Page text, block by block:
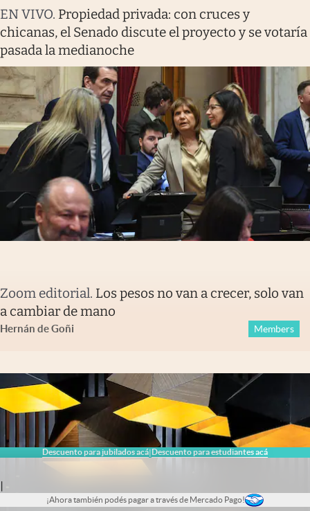
Descuento para jubilados acá|Descuento para estudiantes acá
|
¡Ahora también podés pagar a través de Mercado Pago!
EN VIVO. Propiedad privada: con cruces y
chicanas, el Senado discute el proyecto y se votaría
pasada la medianoche
Zoom editorial. Los pesos no van a crecer, solo van
a cambiar de mano
Hernán de Goñi Members